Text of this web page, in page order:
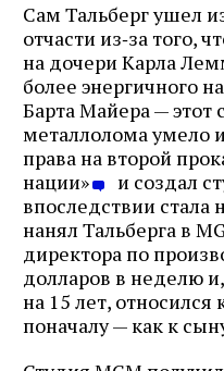
Сам Тальберг ушел
отчасти из‑за того,
на дочери Карла
более энергичного
Барта Майера —
металлолома умело
права на второй
нации»
и создал
впоследствии стала
нанял Тальберга в
директора по
долларов в неделю
на 15 лет,
поначалу — как к